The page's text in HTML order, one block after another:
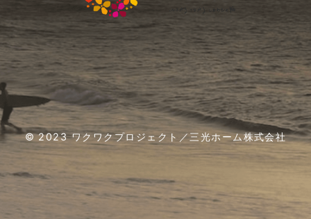
© 2023 ワクワクプロジェクト／三光ホーム株式会社